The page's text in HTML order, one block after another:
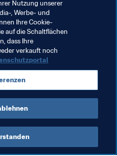
der
Cup ist gerade im Gange.
rund um
Die Auslosung für den
vor Turnierbeginn im
Nutzung unserer
, Werbe- und
Ihre Cookie-
auf die Schaltflächen
dass Ihre
verkauft noch